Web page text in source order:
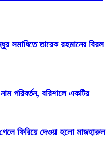
সমাধিতে তারেক রহমানের বিরল
পরিবর্তন, বরিশালে একটির
ফিরিয়ে দেওয়া হলো মাজহারুল